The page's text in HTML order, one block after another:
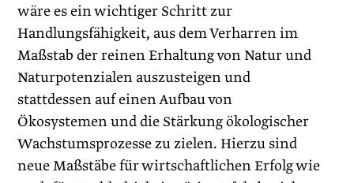
wäre es ein wichtiger Schritt zur
Handlungsfähigkeit, aus dem Verharren im
Maßstab der reinen Erhaltung von Natur und
Naturpotenzialen auszusteigen und
stattdessen auf einen Aufbau von
Ökosystemen und die Stärkung ökologischer
Wachstumsprozesse zu zielen. Hierzu sind
neue Maßstäbe für wirtschaftlichen Erfolg wie